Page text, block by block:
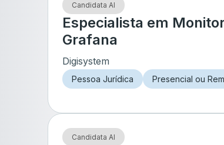
Candidata AI
Especialista em
Grafana
Digisystem
Pessoa Jurídica
Presencial ou
Candidata AI